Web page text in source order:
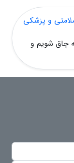
و پزشکی
چاق شویم و